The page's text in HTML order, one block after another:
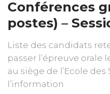
Conférences
postes) –
Liste des candidats
passer l’épreuve orale
au siège de l’Ecole des
l’information